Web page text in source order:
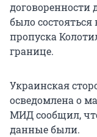
договоренности
было
пропуска
границе.
Украинская
осведомлена о
МИД сообщил,
данные были.